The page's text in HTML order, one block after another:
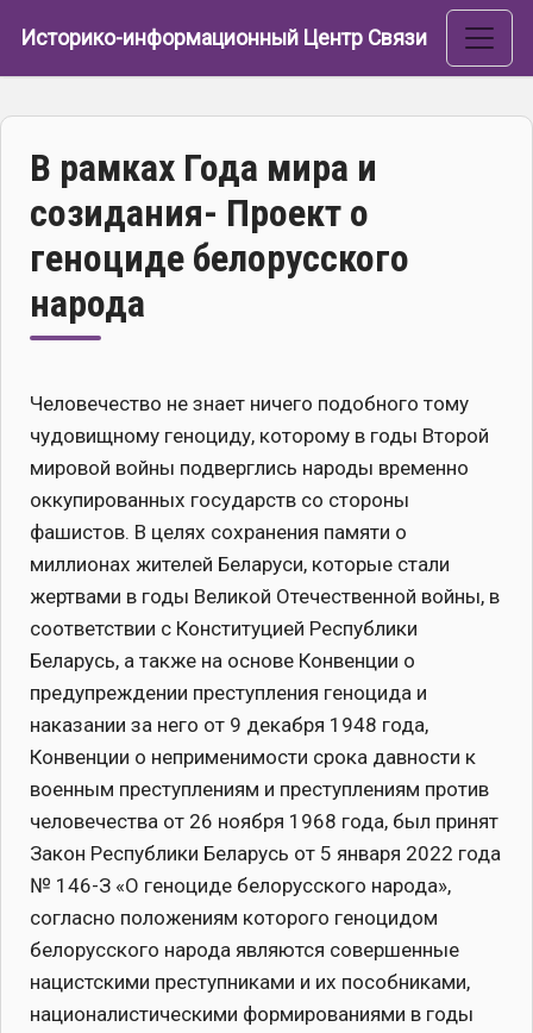
Историко-информационный Центр Связи
В рамках Года мира и
созидания- Проект о
геноциде белорусского
народа
Человечество не знает ничего подобного тому
чудовищному геноциду, которому в годы Второй
мировой войны подверглись народы временно
оккупированных государств со стороны
фашистов. В целях сохранения памяти о
миллионах жителей Беларуси, которые стали
жертвами в годы Великой Отечественной войны, в
соответствии с Конституцией Республики
Беларусь, а также на основе Конвенции о
предупреждении преступления геноцида и
наказании за него от 9 декабря 1948 года,
Конвенции о неприменимости срока давности к
военным преступлениям и преступлениям против
человечества от 26 ноября 1968 года, был принят
Закон Республики Беларусь от 5 января 2022 года
№ 146-З «О геноциде белорусского народа»,
согласно положениям которого геноцидом
белорусского народа являются совершенные
нацистскими преступниками и их пособниками,
националистическими формированиями в годы